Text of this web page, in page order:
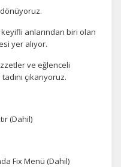
belirleyin
anlarından biri olan
yer alıyor.
ve eğlenceli
çıkarıyoruz.
(Dahil)
Fix Menü (Dahil)